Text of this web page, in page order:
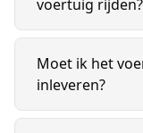
voertuig rijden?
Moet ik het
inleveren?